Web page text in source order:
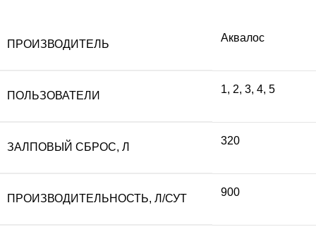
составляла
ПРОИЗВОДИТЕЛЬ
Аквалос
ПОЛЬЗОВАТЕЛИ
1, 2, 3, 4, 5
ЗАЛПОВЫЙ СБРОС, Л
320
ПРОИЗВОДИТЕЛЬНОСТЬ, Л/СУТ
900